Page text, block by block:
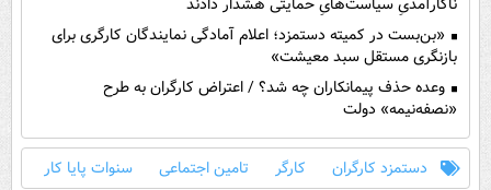
«بن‌بست در کمیته دستمزد؛ اعلام آمادگی نمایندگان کارگری برای
بازنگری مستقل سبد معیشت»
وعده حذف پیمانکاران چه شد؟ / اعتراض کارگران به طرح
«نصفه‌نیمه» دولت
دستمزد کارگران کارگر تامین اجتماعی سنوات پایا کار